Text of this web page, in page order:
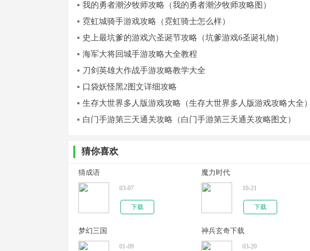
我的勇者潮汐牧师攻略（我的勇者潮汐牧师攻略图）
霓虹城骑手游戏攻略（霓虹骑士怎么样）
史上最坑爹的游戏六圣诞节攻略（坑爹游戏6圣诞礼物）
海军大将回城手游攻略大全教程
刀剑英雄大作战手游攻略教学大全
口袋妖怪黑2图文详细攻略
生存大世界多人版游戏攻略（生存大世界多人版游戏攻略大全）
白门手游第三天通关攻略（白门手游第三天通关攻略图文）
猜你喜欢
猜成语
03-07
下载
魔力时代
10-21
下载
梦幻三国
01-09
神兵玄奇下载
03-20